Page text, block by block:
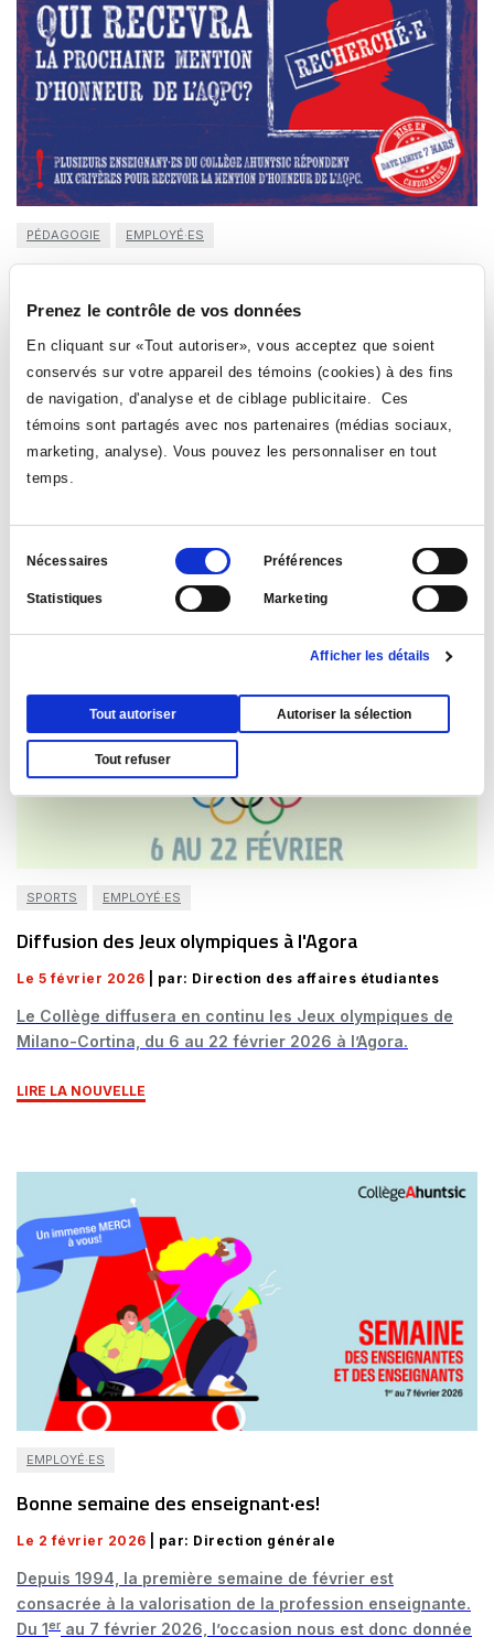
Prenez le contrôle de vos données
En cliquant sur «Tout autoriser», vous acceptez que soient
conservés sur votre appareil des témoins (cookies) à des fins
de navigation, d'analyse et de ciblage publicitaire. Ces
témoins sont partagés avec nos partenaires (médias sociaux,
marketing, analyse). Vous pouvez les personnaliser en tout
temps.
Sélection
consentement
Nécessaires Préférences
Statistiques Marketing
Afficher les détails
Tout autoriser Autoriser la sélection
Tout refuser
PÉDAGOGIE EMPLOYÉ·ES
recevra la distinction?
Le 9 février 2026 | par: Direction des études
La Direction des études sollicite votre collaboration pour
identifier un membre du personnel enseignant se
démarquant de façon particulière afin de soumettre sa
candidature pour recevoir la Mention d’honneur 2026 de
l’AQPC.
LIRE LA NOUVELLE
SPORTS EMPLOYÉ·ES
Diffusion des Jeux olympiques à l'Agora
Le 5 février 2026 | par: Direction des affaires étudiantes
Le Collège diffusera en continu les Jeux olympiques de
Milano-Cortina, du 6 au 22 février 2026 à l’Agora.
LIRE LA NOUVELLE
EMPLOYÉ·ES
Bonne semaine des enseignant·es!
Le 2 février 2026 | par: Direction générale
Depuis 1994, la première semaine de février est
consacrée à la valorisation de la profession enseignante.
Du 1er au 7 février 2026, l’occasion nous est donc donnée